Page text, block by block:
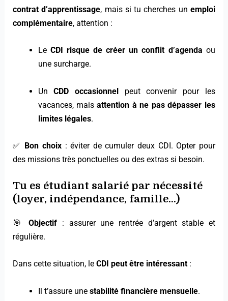
contrat d’apprentissage, mais si tu cherches un emploi
complémentaire, attention :
Le CDI risque de créer un conflit d’agenda ou
une surcharge.
UnCDD occasionnelpeut convenir pour les
vacances, maisattention à ne pas dépasser les
limites légales.
✅ Bon choix : éviter de cumuler deux CDI. Opter pour
des missions très ponctuelles ou des extras si besoin.
Tu es étudiant salarié par nécessité
(loyer, indépendance, famille…)
🎯Objectif : assurer une rentrée d’argent stable et
régulière.
Dans cette situation, leCDI peut être intéressant:
Il t’assure une stabilité financière mensuelle.